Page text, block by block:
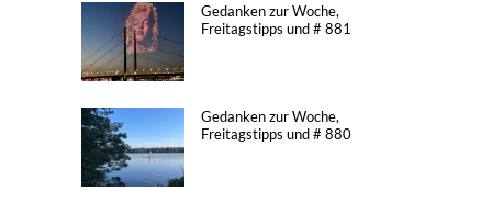
Gedanken zur Woche,
Freitagstipps und # 881
Gedanken zur Woche,
Freitagstipps und # 880